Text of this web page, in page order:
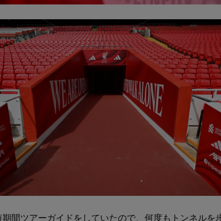
間ツアーガイドをしていたので、何度もトンネルを